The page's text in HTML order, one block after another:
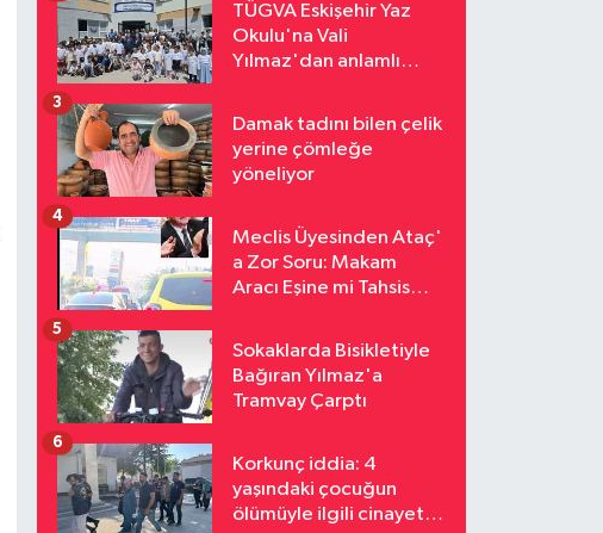
TÜGVA Eskişehir Yaz
Okulu'na Vali
Yılmaz'dan anlamlı
Damak tadını bilen çelik
yerine çömleğe
yöneliyor
3
Meclis Üyesinden Ataç'
a Zor Soru: Makam
Aracı Eşine mi Tahsis
4
Sokaklarda Bisikletiyle
Bağıran Yılmaz'a
Tramvay Çarptı
5
Korkunç iddia: 4
yaşındaki çocuğun
ölümüyle ilgili cinayet
6